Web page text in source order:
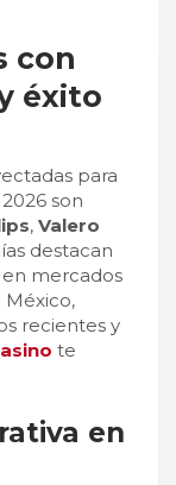
con
éxito
para
son
, Valero
destacan
mercados
México,
recientes y
te
en